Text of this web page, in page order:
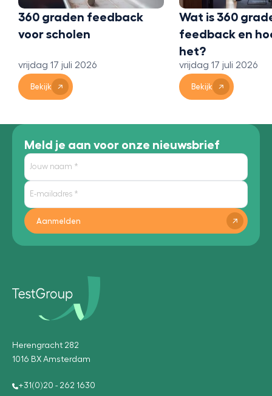
360 graden feedback
voor scholen
vrijdag 17 juli 2026
Bekijk
Wat is 360
feedback en
het?
vrijdag 17 juli 2026
Bekijk
Meld je aan voor onze nieuwsbrief
Aanmelden
Herengracht 282
1016 BX Amsterdam
+31(0)20 - 262 1630